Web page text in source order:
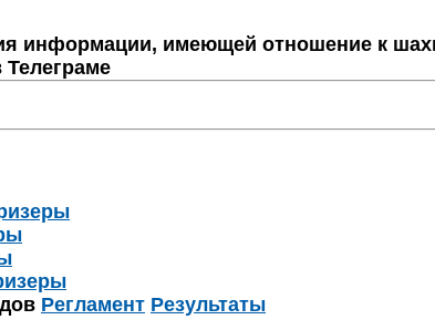
информации, имеющей отношение к
Регламент Результаты